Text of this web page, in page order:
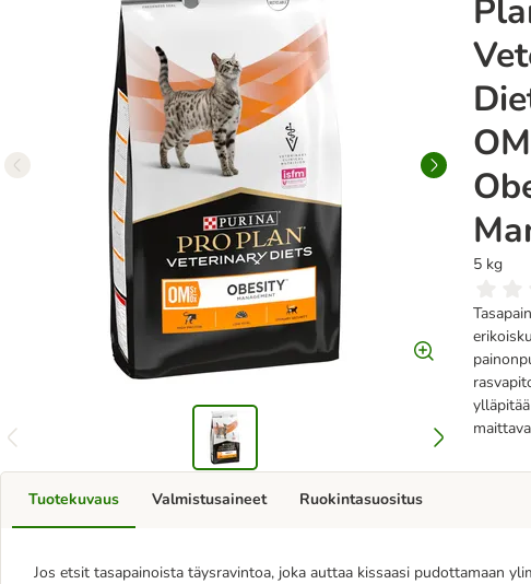
5 kg
maittava
Tuotekuvaus
Jos etsit tasapainoista täysravintoa, joka auttaa kissaasi pudottamaan
Valmistusaineet Ruokintasuositus